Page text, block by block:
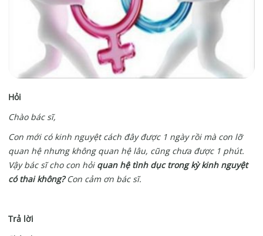
Hỏi
Chào bác sĩ,
Con mới có kinh nguyệt cách đây được 1 ngày rồi mà con lỡ
quan hệ nhưng không quan hệ lâu, cũng chưa được 1 phút.
Vậy bác sĩ cho con hỏi quan hệ tình dục trong kỳ kinh nguyệt
có thai không?Con cảm ơn bác sĩ.
Trả lời